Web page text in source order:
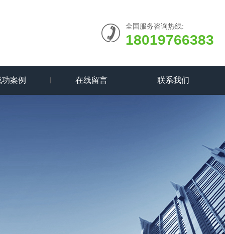
全国服务咨询热线:
18019766383
功案例 在线留言 联系我们